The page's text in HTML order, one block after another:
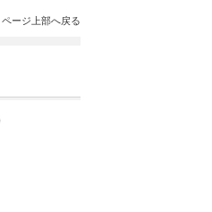
ページ上部へ戻る